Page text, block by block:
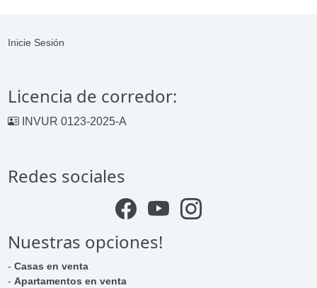
Inicie Sesión
Licencia de corredor:
INVUR 0123-2025-A
Redes sociales
Nuestras opciones!
-Casas en venta
-Apartamentos en venta